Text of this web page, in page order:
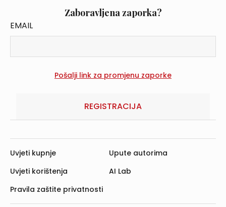
Zaboravljena zaporka?
EMAIL
REGISTRACIJA
Uvjeti kupnje
Uvjeti korištenja
Pravila zaštite privatnosti
Upute autorima
AI Lab